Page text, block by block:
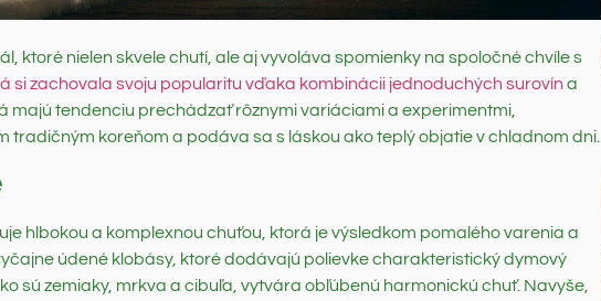
ktoré nielen skvele chutí, ale aj vyvoláva spomienky na spoločné chvíle s
si zachovala svoju popularitu vďaka kombinácii jednoduchých surovín a
majú tendenciu prechádzať rôznymi variáciami a experimentmi,
tradičným koreňom a podáva sa s láskou ako teplý objatie v chladnom dni.
hlbokou a komplexnou chuťou, ktorá je výsledkom pomalého varenia a
údené klobásy, ktoré dodávajú polievke charakteristický dymový
sú zemiaky, mrkva a cibuľa, vytvára obľúbenú harmonickú chuť. Navyše,